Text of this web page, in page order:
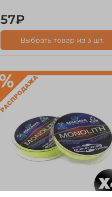
57₽
Выбрать товар из 3 шт.